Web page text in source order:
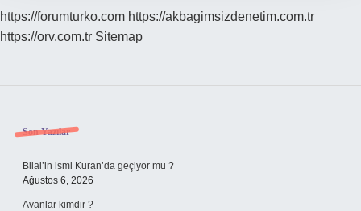
https://forumturko.com https://akbagimsizdenetim.com.tr
https://orv.com.tr Sitemap
Sidebar
Son Yazılar
Bilal’in ismi Kuran’da geçiyor mu ?
Ağustos 6, 2026
Avanlar kimdir ?